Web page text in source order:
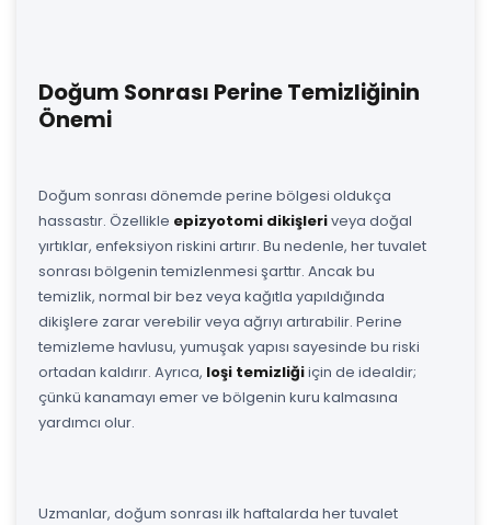
Doğum Sonrası Perine Temizliğinin
Önemi
Doğum sonrası dönemde perine bölgesi oldukça
hassastır. Özellikle epizyotomi dikişleriveya doğal
yırtıklar, enfeksiyon riskini artırır. Bu nedenle, her tuvalet
sonrası bölgenin temizlenmesi şarttır. Ancak bu
temizlik, normal bir bez veya kağıtla yapıldığında
dikişlere zarar verebilir veya ağrıyı artırabilir. Perine
temizleme havlusu, yumuşak yapısı sayesinde bu riski
ortadan kaldırır. Ayrıca, loşi temizliğiiçin de idealdir;
çünkü kanamayı emer ve bölgenin kuru kalmasına
yardımcı olur.
Uzmanlar, doğum sonrası ilk haftalarda her tuvalet